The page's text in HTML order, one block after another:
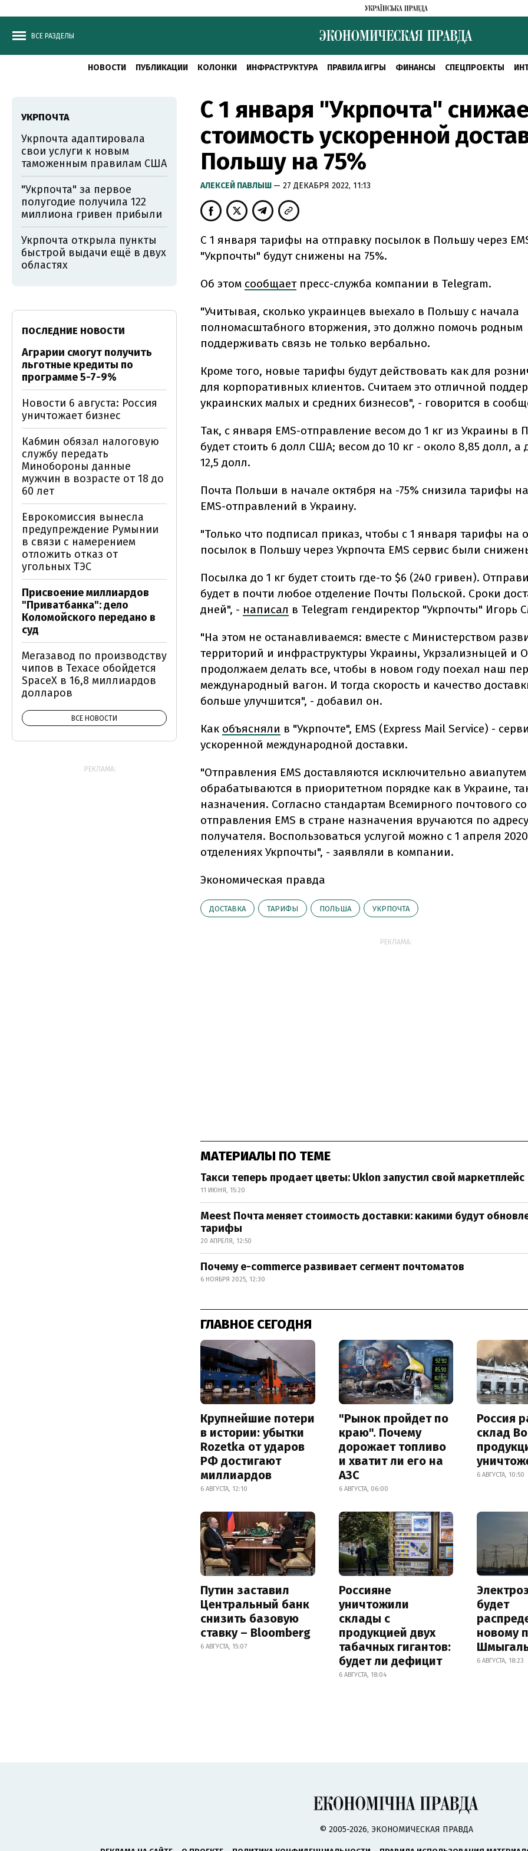
ВСЕ РАЗДЕЛЫ
НОВОСТИ ПУБЛИКАЦИИ КОЛОНКИ ИНФРАСТРУКТУРА ПРАВИЛА ИГРЫ ФИНАНСЫ СПЕЦПРОЕКТЫ
С 1 января "Укрпочта"
стоимость ускоренной
Польшу на 75%
АЛЕКСЕЙ ПАВЛЫШ — 27 ДЕКАБРЯ 2022, 11:13
С 1 января тарифы на отправку посылок в Польшу через
"Укрпочты" будут снижены на 75%.
Об этом сообщаетпресс-служба компании в Telegram.
"Учитывая, сколько украинцев выехало в Польшу с начала
полномасштабного вторжения, это должно помочь родным
поддерживать связь не только вербально.
Кроме того, новые тарифы будут действовать как для
для корпоративных клиентов. Считаем это отличной
украинских малых и средних бизнесов", - говорится в
Так, с января EMS-отправление весом до 1 кг из Украины в
будет стоить 6 долл США; весом до 10 кг - около 8,85 долл, а
12,5 долл.
Почта Польши в начале октября на -75% снизила тарифы
EMS-отправлений в Украину.
"Только что подписал приказ, чтобы с 1 января тарифы на
посылок в Польшу через Укрпочта EMS сервис были
Посылка до 1 кг будет стоить где-то $6 (240 гривен).
будет в почти любое отделение Почты Польской. Сроки
дней", - написал в Telegram гендиректор "Укрпочты" Игорь
"На этом не останавливаемся: вместе с Министерством
территорий и инфраструктуры Украины, Укрзализныцей и
продолжаем делать все, чтобы в новом году поехал наш
международный вагон. И тогда скорость и качество
больше улучшится", - добавил он.
Как объясняли в "Укрпочте", EMS (Express Mail Service) -
ускоренной международной доставки.
"Отправления EMS доставляются исключительно авиапутем
обрабатываются в приоритетном порядке как в Украине,
назначения. Согласно стандартам Всемирного почтового
отправления EMS в стране назначения вручаются по адресу
получателя. Воспользоваться услугой можно с 1 апреля
отделениях Укрпочты", - заявляли в компании.
Экономическая правда
ДОСТАВКА ТАРИФЫ ПОЛЬША УКРПОЧТА
РЕКЛАМА:
МАТЕРИАЛЫ ПО ТЕМЕ
Такси теперь продает цветы: Uklon запустил свой маркетплейс
11 ИЮНЯ, 15:20
Meest Почта меняет стоимость доставки: какими будут
тарифы
20 АПРЕЛЯ, 12:50
Почему e-commerce развивает сегмент почтоматов
6 НОЯБРЯ 2025, 12:30
ГЛАВНОЕ СЕГОДНЯ
Крупнейшие потери
в истории: убытки
Rozetka от ударов
РФ достигают
миллиардов
6 АВГУСТА, 12:10
"Рынок пройдет по
краю". Почему
дорожает топливо
и хватит ли его на
АЗС
6 АВГУСТА, 06:00
Россия
склад
6 АВГУСТА, 10:50
Путин заставил
Центральный банк
снизить базовую
ставку – Bloomberg
6 АВГУСТА, 15:07
Россияне
уничтожили
склады с
продукцией двух
табачных гигантов:
будет ли дефицит
6 АВГУСТА, 18:04
будет
новому
6 АВГУСТА, 18:23
УКРПОЧТА
Укрпочта адаптировала
свои услуги к новым
таможенным правилам США
"Укрпочта" за первое
полугодие получила 122
миллиона гривен прибыли
Укрпочта открыла пункты
быстрой выдачи ещё в двух
областях
ПОСЛЕДНИЕ НОВОСТИ
Аграрии смогут получить
льготные кредиты по
программе 5-7-9%
Новости 6 августа: Россия
уничтожает бизнес
Кабмин обязал налоговую
службу передать
Минобороны данные
мужчин в возрасте от 18 до
60 лет
Еврокомиссия вынесла
предупреждение Румынии
в связи с намерением
отложить отказ от
угольных ТЭС
Присвоение миллиардов
"Приватбанка": дело
Коломойского передано в
суд
Мегазавод по производству
чипов в Техасе обойдется
SpaceX в 16,8 миллиардов
долларов
ВСЕ НОВОСТИ
РЕКЛАМА:
© 2005-2026, ЭКОНОМИЧЕСКАЯ ПРАВДА